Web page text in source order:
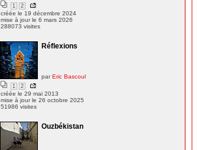
1 2
créée le 19 décembre 2024
mise à jour le 6 mars 2026
288073 visites
Réflexions
parEric Bascoul
1 2
créée le 29 mai 2013
mise à jour le 26 octobre 2025
51986 visites
Ouzbékistan